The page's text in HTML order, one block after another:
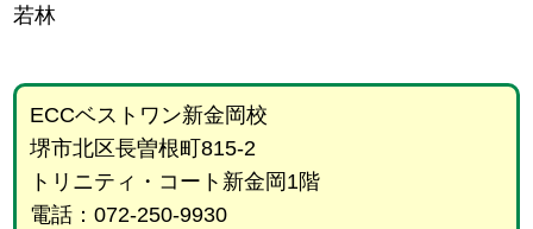
若林
ECCベストワン新金岡校
堺市北区長曽根町815-2
トリニティ・コート新金岡1階
電話：072-250-9930